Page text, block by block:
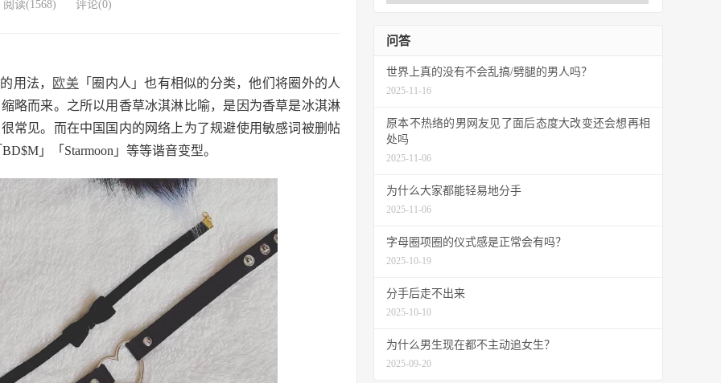
阅读(1568) 评论(0)
用法， 欧美「圈内人」也有相似的分类，他们将圈外的人
略而来。之所以用香草冰淇淋比喻，是因为香草是冰淇淋
常见。而在中国国内的网络上为了规避使用敏感词被删帖
」「Starmoon」等等谐音变型。
问答
世界上真的没有不会乱搞/劈腿的男人吗？
2025-11-16
原本不热络的男网友见了面后态度大改变还会想再相
处吗
2025-11-06
为什么大家都能轻易地分手
2025-11-06
字母圈项圈的仪式感是正常会有吗？
2025-10-19
分手后走不出来
2025-10-10
为什么男生现在都不主动追女生？
2025-09-20